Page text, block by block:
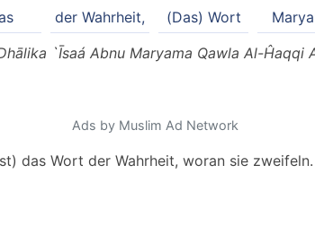
(Das) Wort
der Wahrheit,
`Īsaá Abnu Maryama Qawla Al-Ĥaqqi
Ads by Muslim Ad Network
das Wort der Wahrheit, woran sie